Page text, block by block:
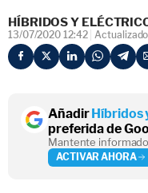
HÍBRIDOS Y
13/07/2020 12:42
AñadirHíbridos
preferida de
Mantente
ACTIVAR AHORA